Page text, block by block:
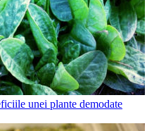
unei plante demodate